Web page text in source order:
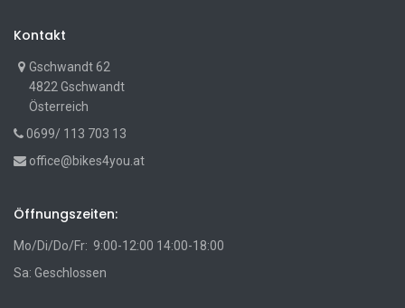
Kontakt
Gschwandt 62
4822 Gschwandt
Österreich
0699/ 113 703 13
office@bikes4you.at
Öffnungszeiten:
Mo/Di/Do/Fr: 9:00-12:00 14:00-18:00
Sa: Geschlossen